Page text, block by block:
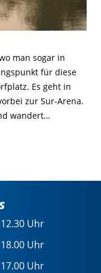
man sogar in
für diese
Es geht in
zur Sur-Arena.
wandert…
Uhr
Uhr
Uhr